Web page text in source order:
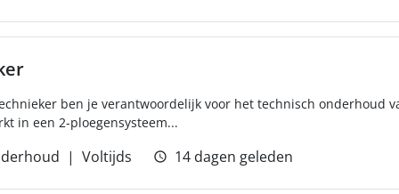
ben je verantwoordelijk voor het technisch onderhoud
in een 2-ploegensysteem...
Voltijds 14 dagen geleden